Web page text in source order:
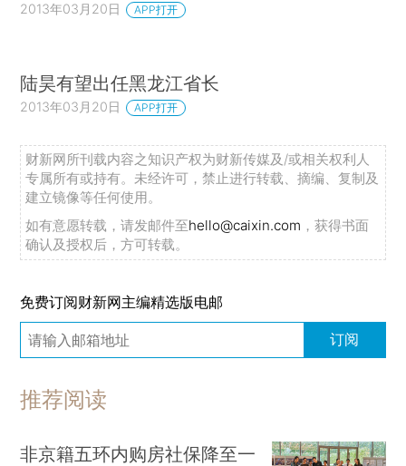
2013年03月20日 APP打开
陆昊有望出任黑龙江省长
2013年03月20日 APP打开
财新网所刊载内容之知识产权为财新传媒及/或相关权利人
专属所有或持有。未经许可，禁止进行转载、摘编、复制及
建立镜像等任何使用。
如有意愿转载，请发邮件至hello@caixin.com ，获得书面
确认及授权后，方可转载。
免费订阅财新网主编精选版电邮
订阅
推荐阅读
非京籍五环内购房社保降至一